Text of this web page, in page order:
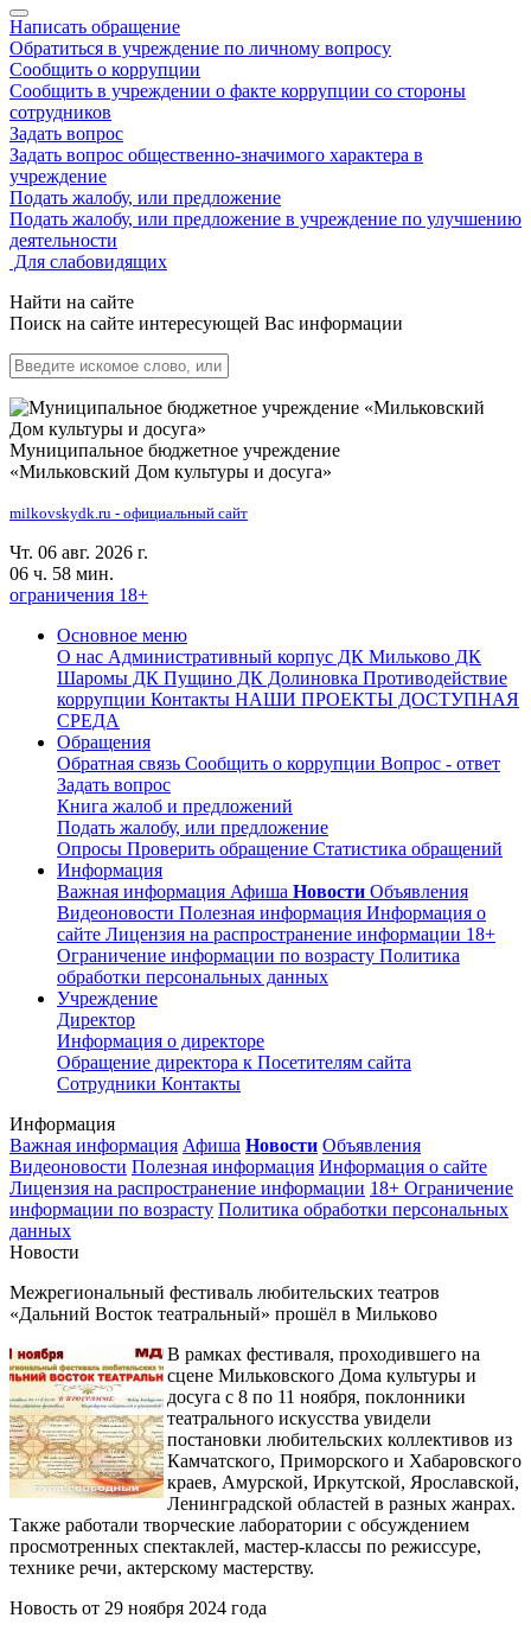
Написать обращение
Обратиться в учреждение по личному вопросу
Сообщить о коррупции
Сообщить в учреждении о факте коррупции со стороны
сотрудников
Задать вопрос
Задать вопрос общественно-значимого характера в
учреждение
Подать жалобу, или предложение
Подать жалобу, или предложение в учреждение по улучшению
деятельности
Для слабовидящих
Найти на сайте
Поиск на сайте интересующей Вас информации
Муниципальное бюджетное учреждение
«Мильковский Дом культуры и досуга»
milkovskydk.ru - официальный сайт
Чт. 06 авг. 2026 г.
06 ч. 58 мин.
ограничения 18+
Основное меню
О нас Административный корпус ДК Мильково ДК
Шаромы ДК Пущино ДК Долиновка Противодействие
коррупции Контакты НАШИ ПРОЕКТЫ ДОСТУПНАЯ
СРЕДА
Обращения
Обратная связь Сообщить о коррупции Вопрос - ответ
Задать вопрос
Книга жалоб и предложений
Подать жалобу, или предложение
Опросы Проверить обращение Статистика обращений
Информация
Важная информация Афиша Новости Объявления
Видеоновости Полезная информация Информация о
сайте Лицензия на распространение информации 18+
Ограничение информации по возрасту Политика
обработки персональных данных
Учреждение
Директор
Информация о директоре
Обращение директора к Посетителям сайта
Сотрудники Контакты
Информация
Важная информация Афиша Новости Объявления
Видеоновости Полезная информация Информация о сайте
Лицензия на распространение информации 18+ Ограничение
информации по возрасту Политика обработки персональных
данных
Новости
Межрегиональный фестиваль любительских театров
«Дальний Восток театральный» прошёл в Мильково
В рамках фестиваля, проходившего на
сцене Мильковского Дома культуры и
досуга с 8 по 11 ноября, поклонники
театрального искусства увидели
постановки любительских коллективов из
Камчатского, Приморского и Хабаровского
краев, Амурской, Иркутской, Ярославской,
Ленинградской областей в разных жанрах.
Также работали творческие лаборатории с обсуждением
просмотренных спектаклей, мастер-классы по режиссуре,
технике речи, актерскому мастерству.
Новость от 29 ноября 2024 года